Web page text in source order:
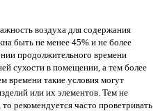
воздуха для содержания
быть не менее 45% и не более
продолжительного времени
сухости в помещении, а тем более
времени такие условия могут
или их элементов. Тем не
рекомендуется часто проветривать